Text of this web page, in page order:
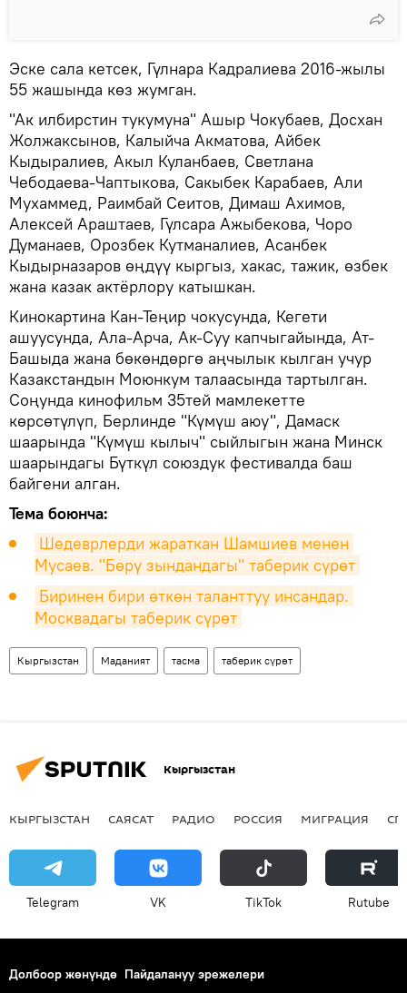
Эске сала кетсек, Гүлнара Кадралиева 2016-жылы
55 жашында көз жумган.
"Ак илбирстин тукумуна" Ашыр Чокубаев, Досхан
Жолжаксынов, Калыйча Акматова, Айбек
Кыдыралиев, Акыл Куланбаев, Светлана
Чебодаева-Чаптыкова, Сакыбек Карабаев, Али
Мухаммед, Раимбай Сеитов, Димаш Ахимов,
Алексей Араштаев, Гүлсара Ажыбекова, Чоро
Думанаев, Орозбек Кутманалиев, Асанбек
Кыдырназаров өңдүү кыргыз, хакас, тажик, өзбек
жана казак актёрлору катышкан.
Кинокартина Кан-Теңир чокусунда, Кегети
ашуусунда, Ала-Арча, Ак-Суу капчыгайында, Ат-
Башыда жана бөкөндөргө аңчылык кылган учур
Казакстандын Моюнкум талаасында тартылган.
Соңунда кинофильм 35тей мамлекетте
көрсөтүлүп, Берлинде "Күмүш аюу", Дамаск
шаарында "Күмүш кылыч" сыйлыгын жана Минск
шаарындагы Бүткүл союздук фестивалда баш
байгени алган.
Тема боюнча:
Шедеврлерди жараткан Шамшиев менен
Мусаев. "Бөрү зындандагы" таберик сүрөт
Биринен бири өткөн таланттуу инсандар.
Москвадагы таберик сүрөт
Кыргызстан Маданият тасма таберик сүрөт
Кыргызстан
КЫРГЫЗСТАН САЯСАТ РАДИО РОССИЯ МИГРАЦИЯ
Telegram VK ТikТоk Rutube
Долбоор жөнүндө Пайдалануу эрежелери